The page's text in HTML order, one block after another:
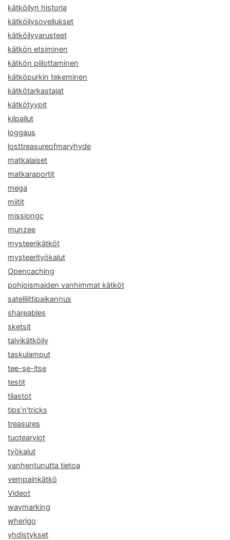
kätköilyn historia
kätköilysovellukset
kätköilyvarusteet
kätkön etsiminen
kätkön piilottaminen
kätköpurkin tekeminen
kätkötarkastajat
kätkötyypit
kilpailut
loggaus
losttreasureofmaryhyde
matkalaiset
matkaraportit
mega
miitit
missiongc
munzee
mysteerikätköt
mysteerityökalut
Opencaching
pohjoismaiden vanhimmat kätköt
satelliittipaikannus
shareables
sketsit
talvikätköily
taskulamput
tee-se-itse
testit
tilastot
tips'n'tricks
treasures
tuotearviot
työkalut
vanhentunutta tietoa
vempainkätkö
Videot
waymarking
wherigo
yhdistykset